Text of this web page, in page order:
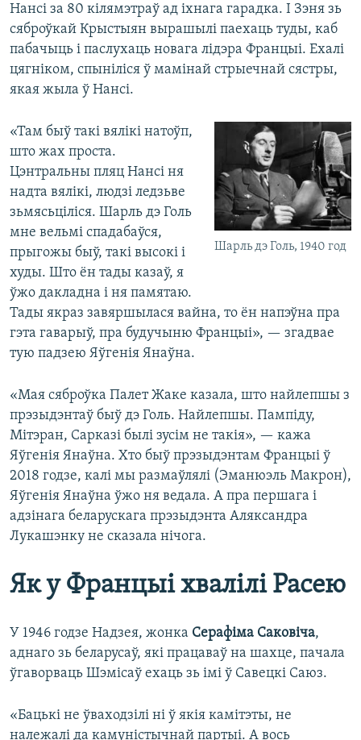
Нансі за 80 кілямэтраў ад іхнага гарадка. І Зэня зь
сяброўкай Крыстыян вырашылі паехаць туды, каб
пабачыць і паслухаць новага лідэра Францыі. Ехалі
цягніком, спыніліся ў мамінай стрыечнай сястры,
якая жыла ў Нансі.
Шарль дэ Голь, 1940 год
«Там быў такі вялікі натоўп,
што жах проста.
Цэнтральны пляц Нансі ня
надта вялікі, людзі ледзьве
зьмясьціліся. Шарль дэ Голь
мне вельмі спадабаўся,
прыгожы быў, такі высокі і
худы. Што ён тады казаў, я
ўжо дакладна і ня памятаю.
Тады якраз завяршылася вайна, то ён напэўна пра
гэта гаварыў, пра будучыню Францыі», — згадвае
тую падзею Яўгенія Янаўна.
«Мая сяброўка Палет Жаке казала, што найлепшы з
прэзыдэнтаў быў дэ Голь. Найлепшы. Пампіду,
Мітэран, Сарказі былі зусім не такія», — кажа
Яўгенія Янаўна. Хто быў прэзыдэнтам Францыі ў
2018 годзе, калі мы размаўлялі (Эманюэль Макрон),
Яўгенія Янаўна ўжо ня ведала. А пра першага і
адзінага беларускага прэзыдэнта Аляксандра
Лукашэнку не сказала нічога.
Як у Францыі хвалілі Расею
У 1946 годзе Надзея, жонка Серафіма Саковіча,
аднаго зь беларусаў, які працаваў на шахце, пачала
ўгаворваць Шэмісаў ехаць зь імі ў Савецкі Саюз.
«Бацькі не ўваходзілі ні ў якія камітэты, не
належалі да камуністычнай партыі. А вось